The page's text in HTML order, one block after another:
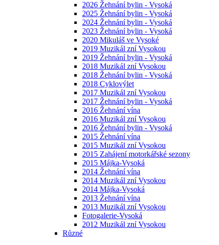
2026 Žehnání bylin - Vysoká
2025 Žehnání bylin - Vysoká
2024 Žehnání bylin - Vysoká
2023 Žehnání bylin - Vysoká
2020 Mikuláš ve Vysoké
2019 Muzikál zní Vysokou
2019 Žehnání bylin - Vysoká
2018 Muzikál zní Vysokou
2018 Žehnání bylin - Vysoká
2018 Cyklovýlet
2017 Muzikál zní Vysokou
2017 Žehnání bylin - Vysoká
2016 Žehnání vína
2016 Muzikál zní Vysokou
2016 Žehnání bylin - Vysoká
2015 Žehnání vína
2015 Muzikál zní Vysokou
2015 Zahájení motorkářské sezony
2015 Májka-Vysoká
2014 Žehnání vína
2014 Muzikál zní Vysokou
2014 Májka-Vysoká
2013 Žehnání vína
2013 Muzikál zní Vysokou
Fotogalerie-Vysoká
2012 Muzikál zní Vysokou
Různé